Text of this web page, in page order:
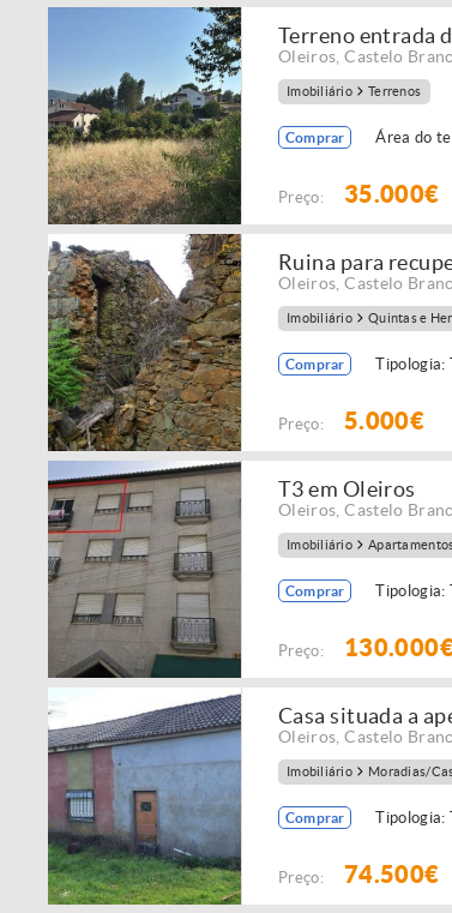
Terreno entrada
Oleiros ,Castelo
Imobiliário Terrenos
Comprar Área do
Preço: 35.000€
Ruina para
Oleiros ,Castelo
Imobiliário Quintas e
Comprar Tipologia:
Preço: 5.000€
T3 em Oleiros
Oleiros ,Castelo
Imobiliário
Comprar Tipologia:
Preço:
Casa situada a
Oleiros ,Castelo
Imobiliário Moradias/
Comprar Tipologia:
Preço: 74.500€